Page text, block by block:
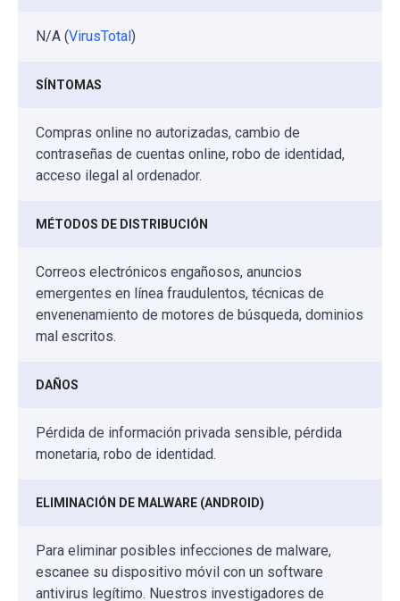
N/A (VirusTotal)
SÍNTOMAS
Compras online no autorizadas, cambio de
contraseñas de cuentas online, robo de identidad,
acceso ilegal al ordenador.
MÉTODOS DE DISTRIBUCIÓN
Correos electrónicos engañosos, anuncios
emergentes en línea fraudulentos, técnicas de
envenenamiento de motores de búsqueda, dominios
mal escritos.
DAÑOS
Pérdida de información privada sensible, pérdida
monetaria, robo de identidad.
ELIMINACIÓN DE MALWARE (ANDROID)
Para eliminar posibles infecciones de malware,
escanee su dispositivo móvil con un software
antivirus legítimo. Nuestros investigadores de